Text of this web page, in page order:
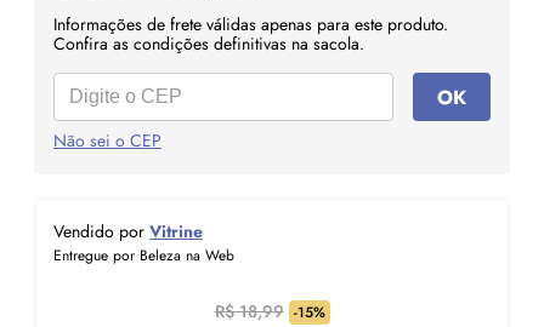
Informações de frete válidas apenas para este produto.
Confira as condições definitivas na sacola.
OK
Não sei o CEP
Vendido por Vitrine
Entregue por Beleza na Web
R$ 18,99 -15%